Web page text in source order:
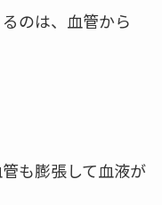
のは、血管から
も膨張して血液が